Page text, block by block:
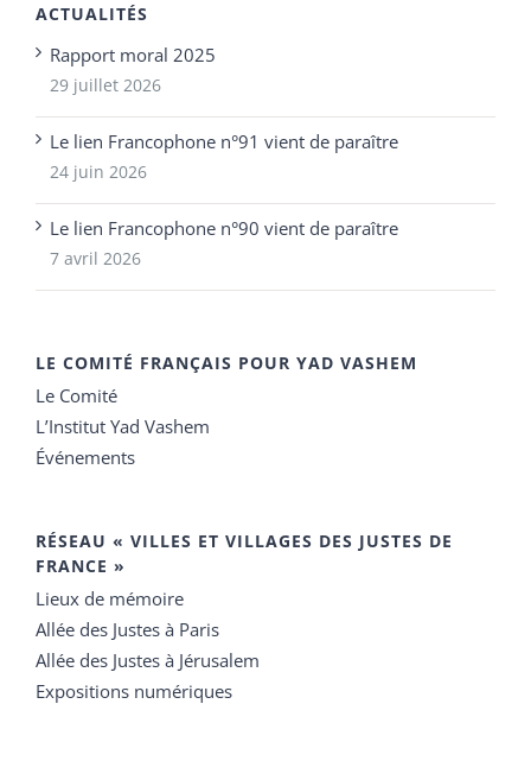
ACTUALITÉS
Rapport moral 2025
29 juillet 2026
Le lien Francophone n°91 vient de paraître
24 juin 2026
Le lien Francophone n°90 vient de paraître
7 avril 2026
LE COMITÉ FRANÇAIS POUR YAD VASHEM
Le Comité
L’Institut Yad Vashem
Événements
RÉSEAU « VILLES ET VILLAGES DES JUSTES DE
FRANCE »
Lieux de mémoire
Allée des Justes à Paris
Allée des Justes à Jérusalem
Expositions numériques